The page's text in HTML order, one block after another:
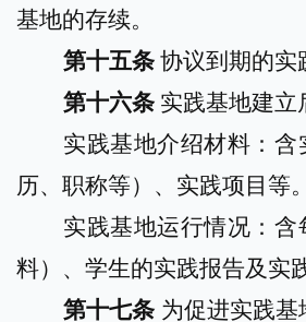
基地的存续。
第十五条 协议到期的实
第十六条 实践基地建立
实践基地介绍材料：含
历、职称等） 、 实践项目等。
实践基地运行情况：
料） 、 学生的实践报告及实
第十七条 为促进实践